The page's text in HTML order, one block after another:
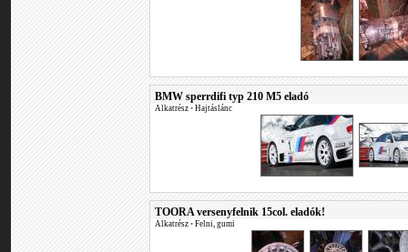
BMW sperrdifi typ 210 M5 eladó
Alkatrész • Hajtáslánc
TOORA versenyfelnik 15col. eladók!
Alkatrész • Felni, gumi